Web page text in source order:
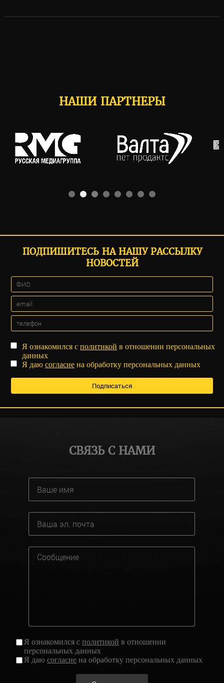
НАШИ ПАРТНЕРЫ
ПОДПИШИТЕСЬ НА НАШУ РАССЫЛКУ
НОВОСТЕЙ
Я ознакомился сполитикой в отношении персональных
данных
Я даюсогласие на обработку персональных данных
СВЯЗЬ С НАМИ
Я ознакомился сполитикой в отношении
персональных данных
Я даюсогласие на обработку персональных данных